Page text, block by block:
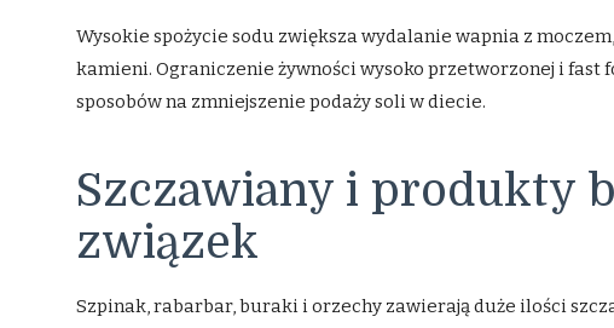
Wysokie spożycie sodu zwiększa wydalanie wapnia z
kamieni. Ograniczenie żywności wysoko przetworzonej i fast
sposobów na zmniejszenie podaży soli w diecie.
Szczawiany i produkty
związek
Szpinak, rabarbar, buraki i orzechy zawierają duże ilości